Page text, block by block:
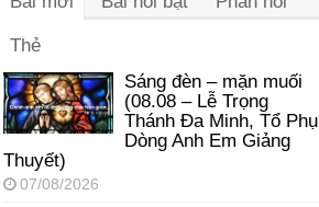
Thẻ
Sáng đèn – mặn muối
(08.08 – Lễ Trọng
Thánh Đa Minh, Tổ Phụ
Dòng Anh Em Giảng
Thuyết)
07/08/2026